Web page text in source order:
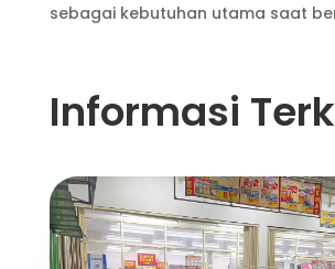
sebagai kebutuhan utama saat
Informasi